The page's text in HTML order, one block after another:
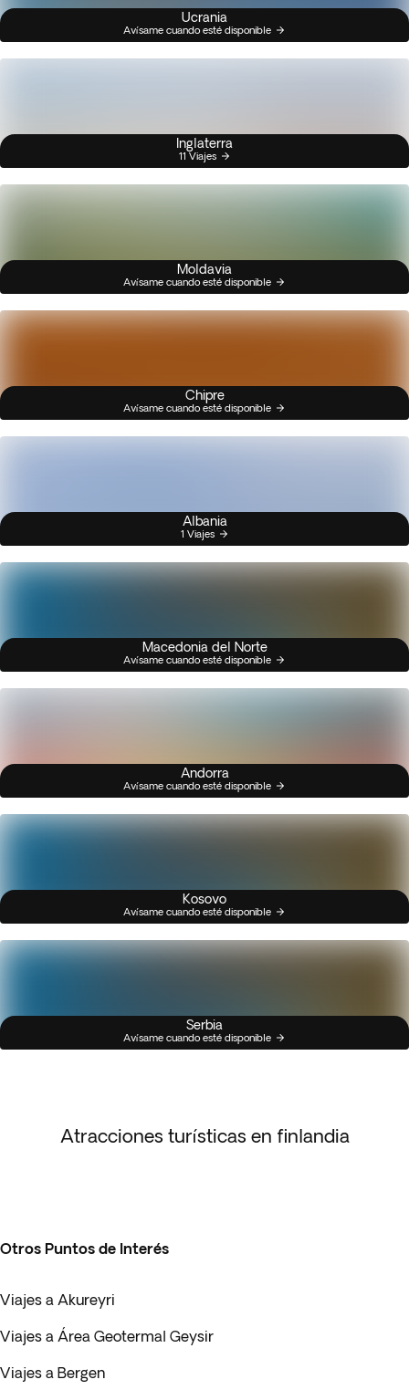
Ucrania
Avísame cuando esté disponible
Inglaterra
11 Viajes
Moldavia
Avísame cuando esté disponible
Chipre
Avísame cuando esté disponible
Albania
1 Viajes
Macedonia del Norte
Avísame cuando esté disponible
Andorra
Avísame cuando esté disponible
Kosovo
Avísame cuando esté disponible
Serbia
Avísame cuando esté disponible
Atracciones turísticas en finlandia
Otros Puntos de Interés
Viajes a Akureyri
Viajes a Área Geotermal Geysir
Viajes a Bergen